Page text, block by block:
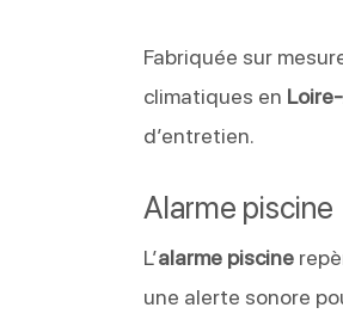
Fabriquée sur
climatiques en
d’entretien.
Alarme piscine
L’alarme piscine
une alerte sonore